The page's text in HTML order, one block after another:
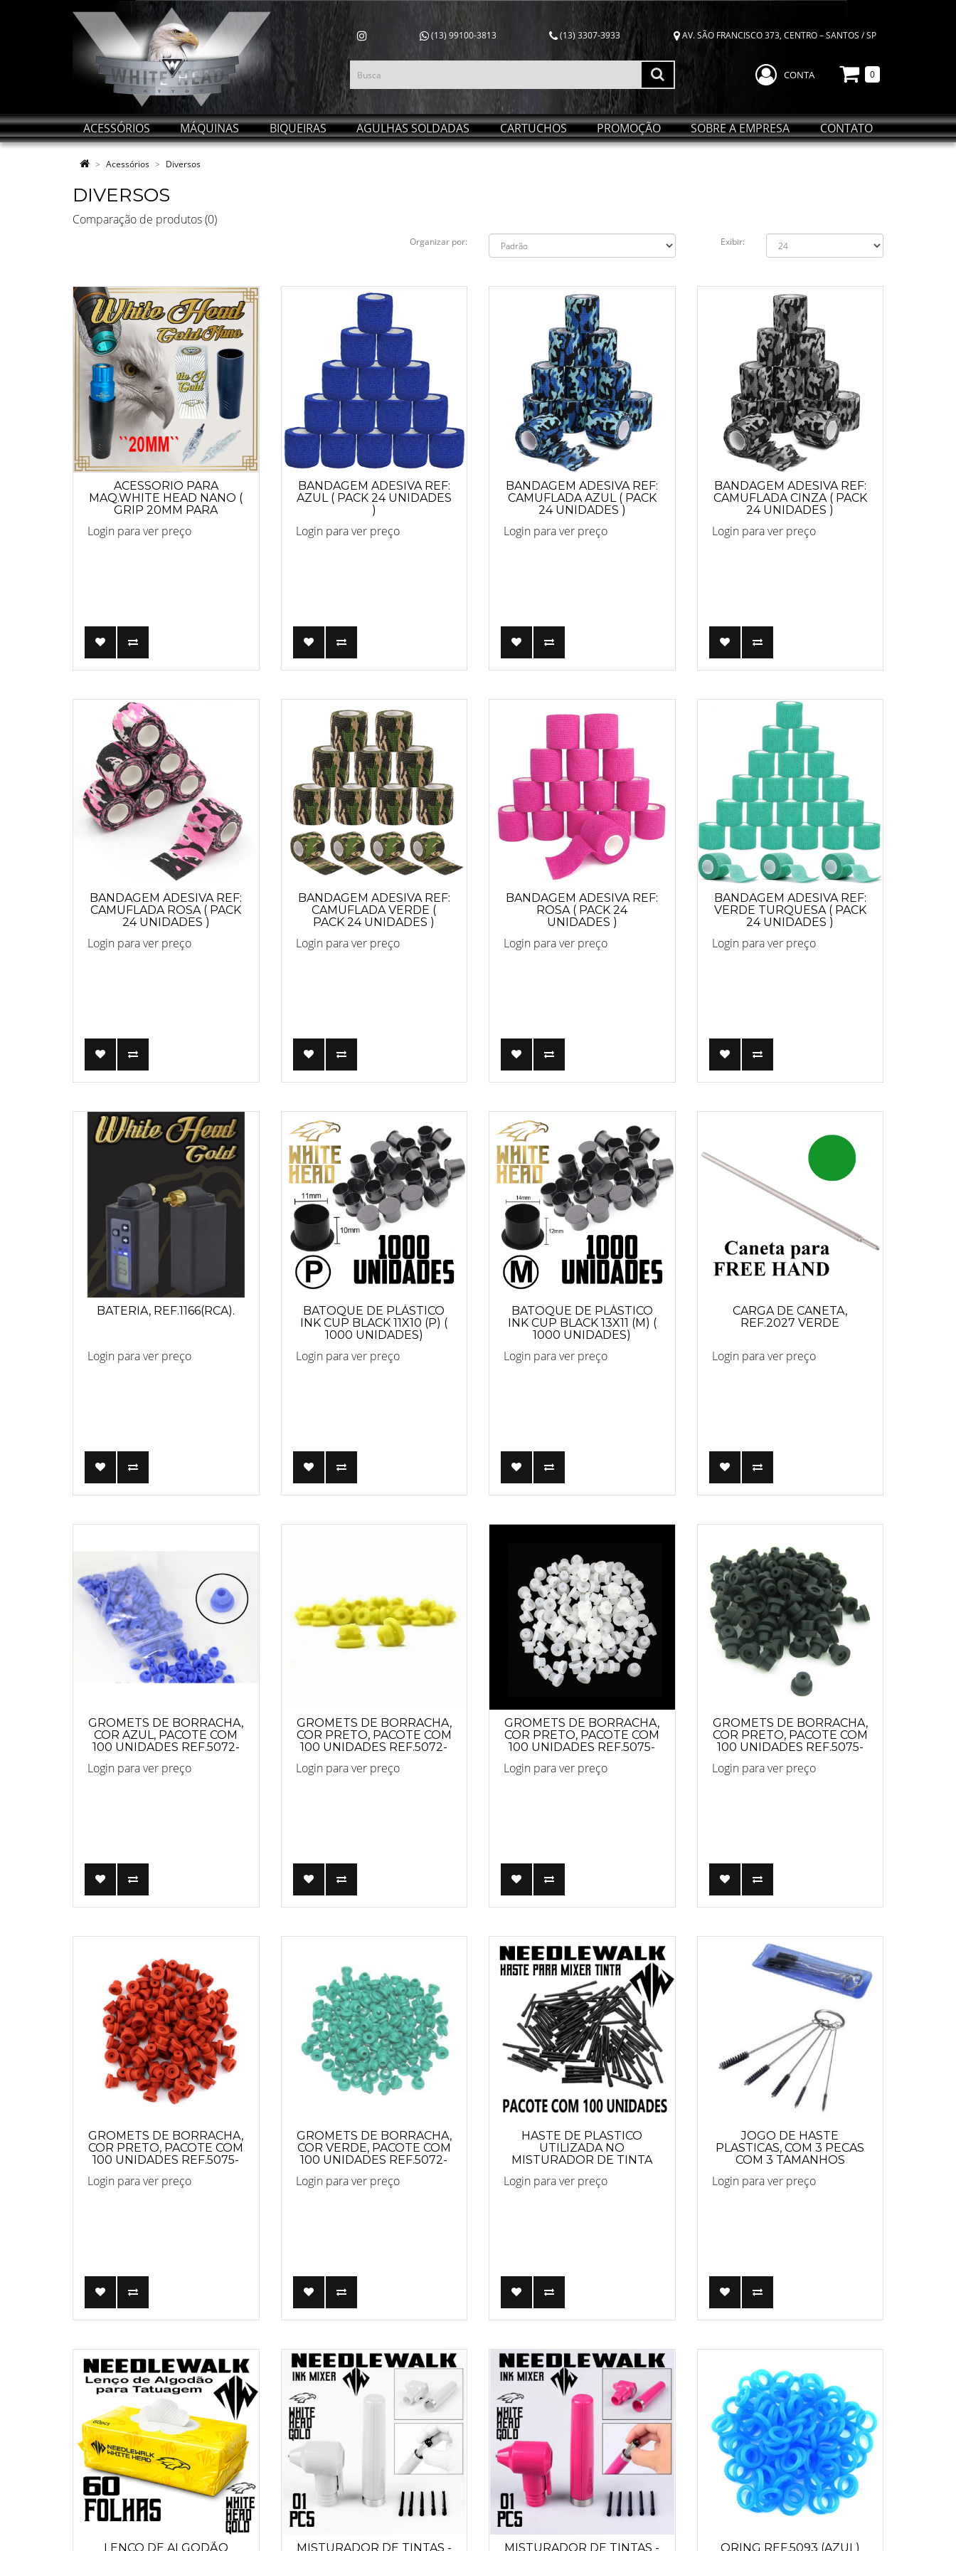
(13) 99100-3813 (13) 3307-3933 AV. SÃO FRANCISCO 373, CENTRO – SANTOS / SP
CONTA 0
ACESSÓRIOS MÁQUINAS BIQUEIRAS AGULHAS SOLDADAS CARTUCHOS PROMOÇÃO SOBRE A EMPRESA CONTATO
Acessórios Diversos
DIVERSOS
Comparação de produtos (0)
Organizar por: Exibir:
ACESSORIO PARA
MAQ.WHITE HEAD NANO (
GRIP 20MM PARA
DEFINITIVA)
Login para ver preço
BANDAGEM ADESIVA REF:
AZUL ( PACK 24 UNIDADES
)
Login para ver preço
BANDAGEM ADESIVA REF:
CAMUFLADA AZUL ( PACK
24 UNIDADES )
Login para ver preço
BANDAGEM ADESIVA REF:
CAMUFLADA CINZA ( PACK
24 UNIDADES )
Login para ver preço
BANDAGEM ADESIVA REF:
CAMUFLADA ROSA ( PACK
24 UNIDADES )
Login para ver preço
BANDAGEM ADESIVA REF:
CAMUFLADA VERDE (
PACK 24 UNIDADES )
Login para ver preço
BANDAGEM ADESIVA REF:
ROSA ( PACK 24
UNIDADES )
Login para ver preço
BANDAGEM ADESIVA REF:
VERDE TURQUESA ( PACK
24 UNIDADES )
Login para ver preço
BATERIA, REF.1166(RCA).
Login para ver preço
BATOQUE DE PLÁSTICO
INK CUP BLACK 11X10 (P) (
1000 UNIDADES)
Login para ver preço
BATOQUE DE PLÁSTICO
INK CUP BLACK 13X11 (M) (
1000 UNIDADES)
Login para ver preço
CARGA DE CANETA,
REF.2027 VERDE
Login para ver preço
GROMETS DE BORRACHA,
COR AZUL, PACOTE COM
100 UNIDADES REF.5072-
Login para ver preço
GROMETS DE BORRACHA,
COR PRETO, PACOTE COM
100 UNIDADES REF.5072-
Login para ver preço
GROMETS DE BORRACHA,
COR PRETO, PACOTE COM
100 UNIDADES REF.5075-
Login para ver preço
GROMETS DE BORRACHA,
COR PRETO, PACOTE COM
100 UNIDADES REF.5075-
Login para ver preço
GROMETS DE BORRACHA,
COR PRETO, PACOTE COM
100 UNIDADES REF.5075-
Login para ver preço
GROMETS DE BORRACHA,
COR VERDE, PACOTE COM
100 UNIDADES REF.5072-
Login para ver preço
HASTE DE PLASTICO
UTILIZADA NO
MISTURADOR DE TINTA
Login para ver preço
JOGO DE HASTE
PLASTICAS, COM 3 PECAS
COM 3 TAMANHOS
Login para ver preço
LENÇO DE ALGODÃO MISTURADOR DE TINTAS - MISTURADOR DE TINTAS - ORING REF.5093 (AZUL)